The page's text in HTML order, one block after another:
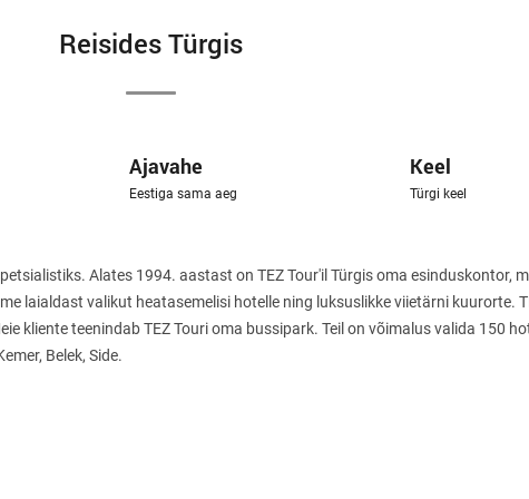
Reisides Türgis
Ajavahe
Eestiga sama aeg
Keel
Türgi keel
Alates 1994. aastast on TEZ Tour'il Türgis oma esinduskontor,
laialdast valikut heatasemelisi hotelle ning luksuslikke viietärni kuurorte.
kliente teenindab TEZ Touri oma bussipark. Teil on võimalus valida 150
Belek, Side.